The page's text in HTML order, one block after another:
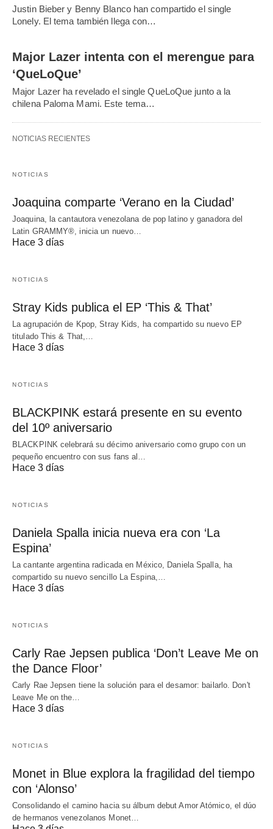
Justin Bieber y Benny Blanco han compartido el single
Lonely. El tema también llega con…
Major Lazer intenta con el merengue para
‘QueLoQue’
Major Lazer ha revelado el single QueLoQue junto a la
chilena Paloma Mami. Este tema…
NOTICIAS RECIENTES
NOTICIAS
Joaquina comparte ‘Verano en la Ciudad’
Joaquina, la cantautora venezolana de pop latino y ganadora del
Latin GRAMMY®, inicia un nuevo…
Hace 3 días
NOTICIAS
Stray Kids publica el EP ‘This & That’
La agrupación de Kpop, Stray Kids, ha compartido su nuevo EP
titulado This & That,…
Hace 3 días
NOTICIAS
BLACKPINK estará presente en su evento
del 10º aniversario
BLACKPINK celebrará su décimo aniversario como grupo con un
pequeño encuentro con sus fans al…
Hace 3 días
NOTICIAS
Daniela Spalla inicia nueva era con ‘La
Espina’
La cantante argentina radicada en México, Daniela Spalla, ha
compartido su nuevo sencillo La Espina,…
Hace 3 días
NOTICIAS
Carly Rae Jepsen publica ‘Don’t Leave Me on
the Dance Floor’
Carly Rae Jepsen tiene la solución para el desamor: bailarlo. Don't
Leave Me on the…
Hace 3 días
NOTICIAS
Monet in Blue explora la fragilidad del tiempo
con ‘Alonso’
Consolidando el camino hacia su álbum debut Amor Atómico, el dúo
de hermanos venezolanos Monet…